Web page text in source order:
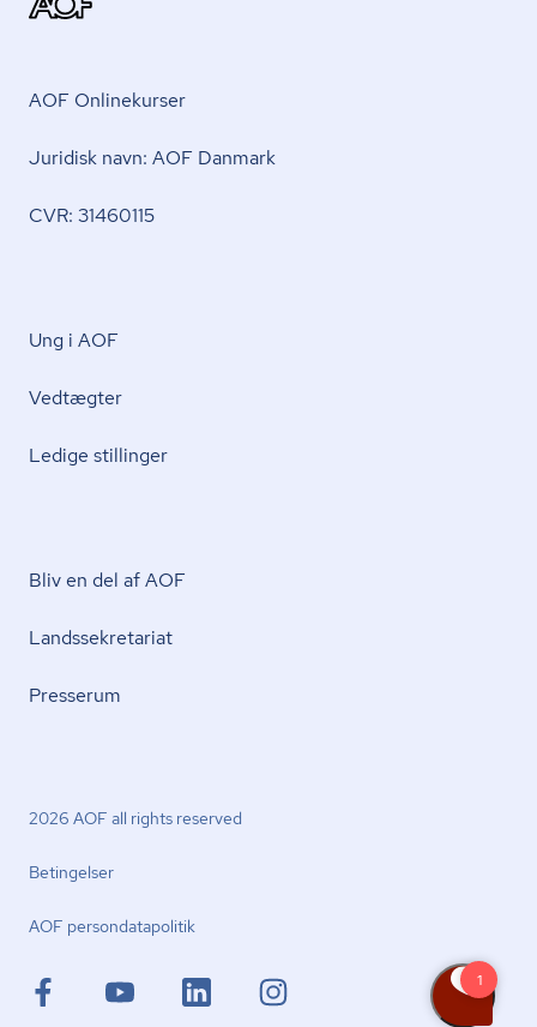
AOF Onlinekurser
Juridisk navn: AOF Danmark
CVR: 31460115
Ung i AOF
Vedtægter
Ledige stillinger
Bliv en del af AOF
Lands­se­kre­ta­ri­at
Presserum
2026 AOF all rights reserved
Betingelser
AOF per­son­da­ta­po­li­tik